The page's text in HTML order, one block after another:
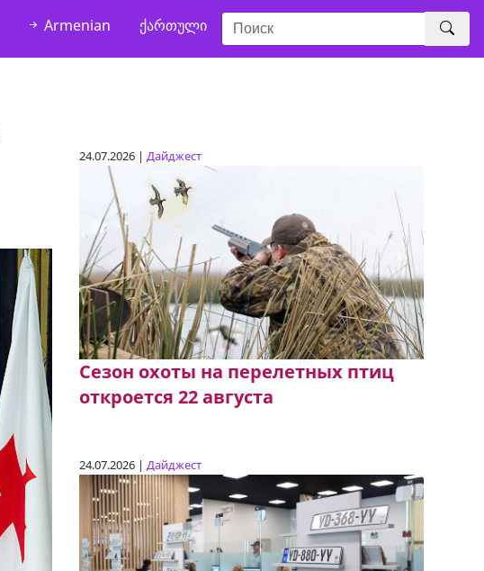
Armenian ქართული
24.07.2026 | Дайджест
Сезон охоты на перелетных птиц
откроется 22 августа
24.07.2026 | Дайджест